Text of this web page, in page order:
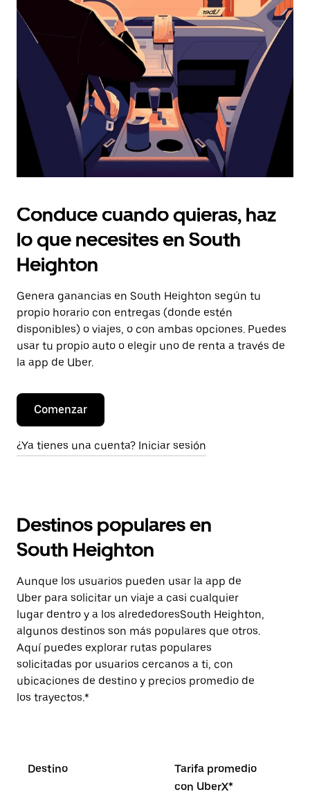
Presiona
la
tecla Esc
para
calendario.
Conduce cuando quieras, haz
lo que necesites en South
Heighton
Genera ganancias en South Heighton según tu
propio horario con entregas (donde estén
disponibles) o viajes, o con ambas opciones. Puedes
usar tu propio auto o elegir uno de renta a través de
la app de Uber.
Comenzar
¿Ya tienes una cuenta? Iniciar sesión
Destinos populares en
South Heighton
Aunque los usuarios pueden usar la app de
Uber para solicitar un viaje a casi cualquier
lugar dentro y a los alrededoresSouth Heighton,
algunos destinos son más populares que otros.
Aquí puedes explorar rutas populares
solicitadas por usuarios cercanos a ti, con
ubicaciones de destino y precios promedio de
los trayectos.*
Destino
Tarifa promedio
con UberX*